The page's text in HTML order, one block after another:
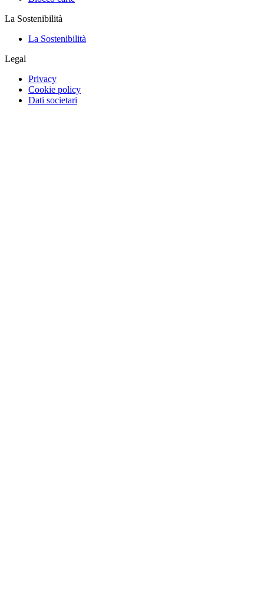
La Sostenibilità
La Sostenibilità
Legal
Privacy
Cookie policy
Dati societari